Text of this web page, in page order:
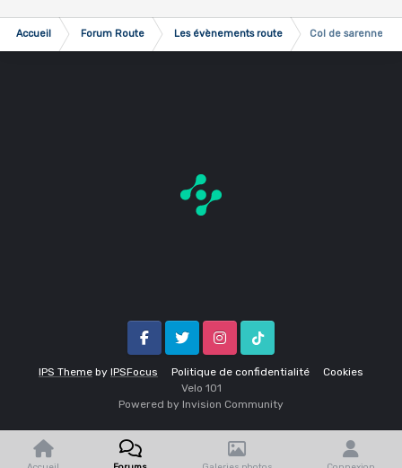
Accueil Forum Route Les évènements route Col de sarenne
IPS Theme by IPSFocus Politique de confidentialité Cookies
FacebookTwitter InstagramTik Tok
Velo 1O1
Powered by Invision Community